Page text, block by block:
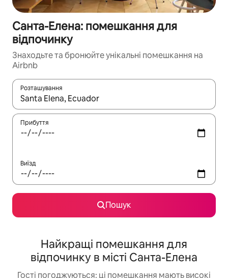
Санта-Елена: помешкання для
відпочинку
Знаходьте та бронюйте унікальні помешкання на
Airbnb
Розташування
Отримавши результати пошуку, використовуйте для
Прибуття
Виїзд
Пошук
Найкращі помешкання для
відпочинку в місті Санта-Елена
Гості погоджуються: ці помешкання мають високі